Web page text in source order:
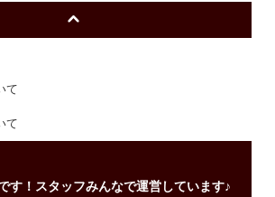
て
て
！スタッフみんなで運営しています♪